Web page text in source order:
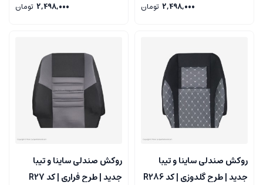
2,498,000 تومان
2,498,000 تومان
روکش صندلی ساینا و تیبا
جدید | طرح گلدوزی | کد R286
روکش صندلی ساینا و تیبا
جدید | طرح فراری | کد R27